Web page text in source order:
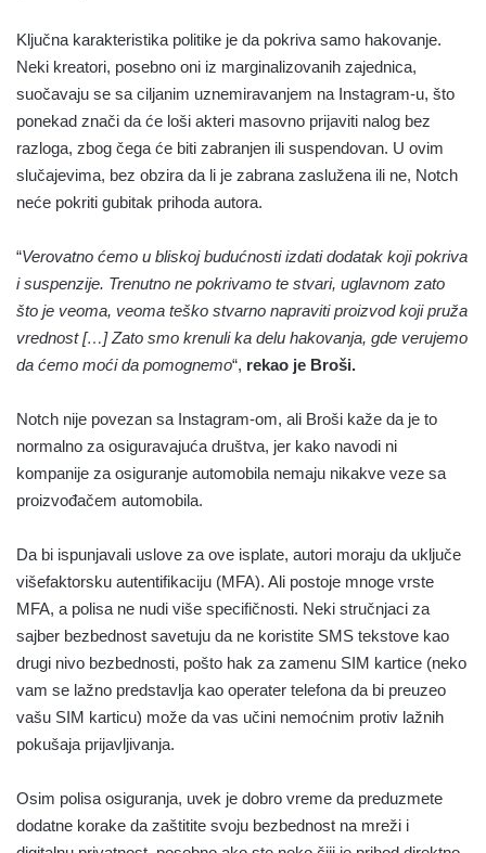
Ključna karakteristika politike je da pokriva samo hakovanje.
Neki kreatori, posebno oni iz marginalizovanih zajednica,
suočavaju se sa ciljanim uznemiravanjem na Instagram-u, što
ponekad znači da će loši akteri masovno prijaviti nalog bez
razloga, zbog čega će biti zabranjen ili suspendovan. U ovim
slučajevima, bez obzira da li je zabrana zaslužena ili ne, Notch
neće pokriti gubitak prihoda autora.
“Verovatno ćemo u bliskoj budućnosti izdati dodatak koji pokriva
i suspenzije. Trenutno ne pokrivamo te stvari, uglavnom zato
što je veoma, veoma teško stvarno napraviti proizvod koji pruža
vrednost […] Zato smo krenuli ka delu hakovanja, gde verujemo
da ćemo moći da pomognemo“, rekao je Broši.
Notch nije povezan sa Instagram-om, ali Broši kaže da je to
normalno za osiguravajuća društva, jer kako navodi ni
kompanije za osiguranje automobila nemaju nikakve veze sa
proizvođačem automobila.
Da bi ispunjavali uslove za ove isplate, autori moraju da uključe
višefaktorsku autentifikaciju (MFA). Ali postoje mnoge vrste
MFA, a polisa ne nudi više specifičnosti. Neki stručnjaci za
sajber bezbednost savetuju da ne koristite SMS tekstove kao
drugi nivo bezbednosti, pošto hak za zamenu SIM kartice (neko
vam se lažno predstavlja kao operater telefona da bi preuzeo
vašu SIM karticu) može da vas učini nemoćnim protiv lažnih
pokušaja prijavljivanja.
Osim polisa osiguranja, uvek je dobro vreme da preduzmete
dodatne korake da zaštitite svoju bezbednost na mreži i